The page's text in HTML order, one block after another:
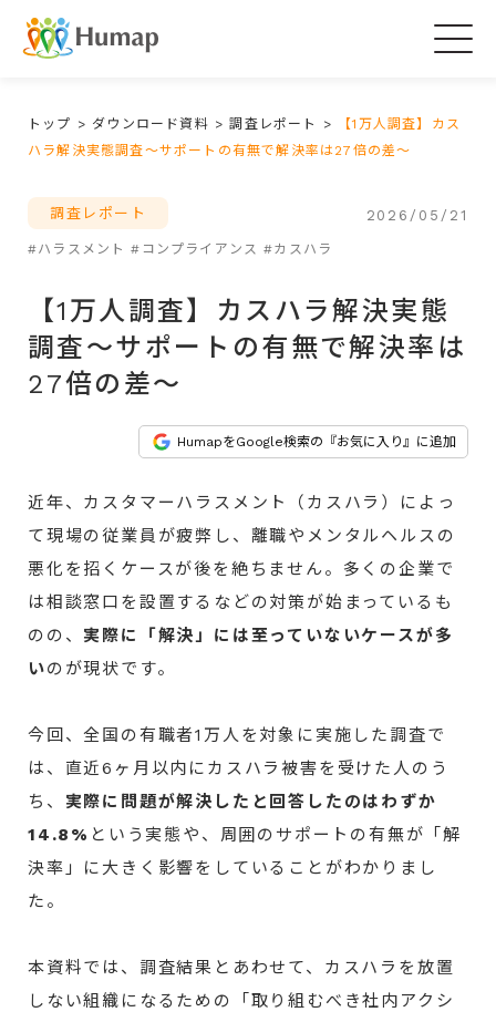
トップ > ダウンロード資料 >調査レポート >
【1万人調査】カス
ハラ解決実態調査～サポートの有無で解決率は27倍の差～
調査レポート
#ハラスメント #コンプライアンス #カスハラ
2026/05/21
【1万人調査】カスハラ解決実態
調査～サポートの有無で解決率は
27倍の差～
HumapをGoogle検索の『お気に入り』に追加
近年、カスタマーハラスメント（カスハラ）によっ
て現場の従業員が疲弊し、離職やメンタルヘルスの
悪化を招くケースが後を絶ちません。多くの企業で
は相談窓口を設置するなどの対策が始まっているも
のの、 実際に「解決」には至っていないケースが多
いのが現状です。
今回、全国の有職者1万人を対象に実施した調査で
は、直近6ヶ月以内にカスハラ被害を受けた人のう
ち、 実際に問題が解決したと回答したのはわずか
14.8% という実態や、周囲のサポートの有無が「解
決率」に大きく影響をしていることがわかりまし
た。
本資料では、調査結果とあわせて、カスハラを放置
しない組織になるための「取り組むべき社内アクシ